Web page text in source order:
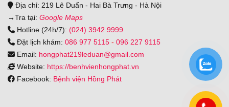
Địa chỉ: 219 Lê Duẩn - Hai Bà Trưng - Hà Nội
→Tra tại: Google Maps
Hotline (24h/7): (024) 3942 9999
Đặt lịch khám: 086 977 5115 - 096 227 9115
Email: hongphat219leduan@gmail.com
Website: https://benhvienhongphat.vn
Facebook: Bệnh viện Hồng Phát